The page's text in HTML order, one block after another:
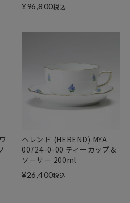
¥96,800税込
ヘレンド (HEREND) MYA
00724-0-00 ティーカップ＆
ソーサー 200ml
¥26,400税込